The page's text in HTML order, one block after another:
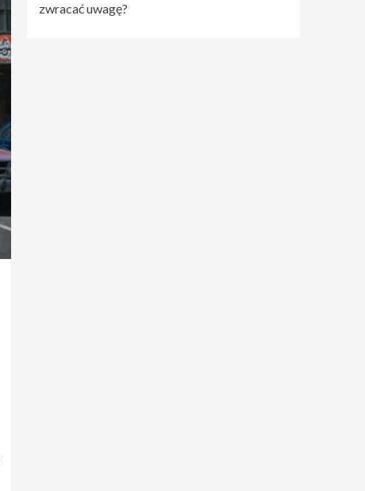
zwracać uwagę?